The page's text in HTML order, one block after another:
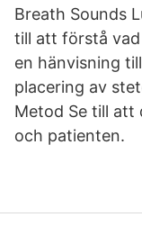
Breath Sounds
till att förstå vad
en hänvisning
placering av
Metod Se till att
och patienten.